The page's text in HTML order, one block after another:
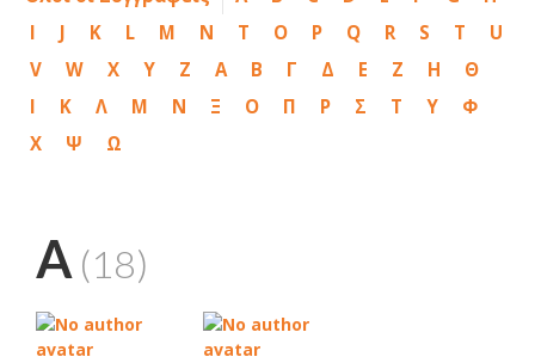
I
J K L M N T O P Q R S T
U
V
W X Y Z Α Β Γ Δ Ε Ζ Η
Θ
Ι
Κ Λ Μ Ν Ξ Ο Π Ρ Σ Τ Υ
Φ
Χ
Ψ Ω
A (18)